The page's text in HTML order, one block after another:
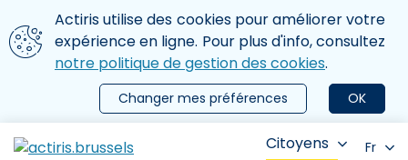
Aller au contenu principal
Nous utilisons des cookies
Actiris utilise des cookies pour améliorer votre
expérience en ligne. Pour plus d'info, consultez
notre politique de gestion des cookies.
OK
Changer mes préférences
le menu
Citoyens Fr